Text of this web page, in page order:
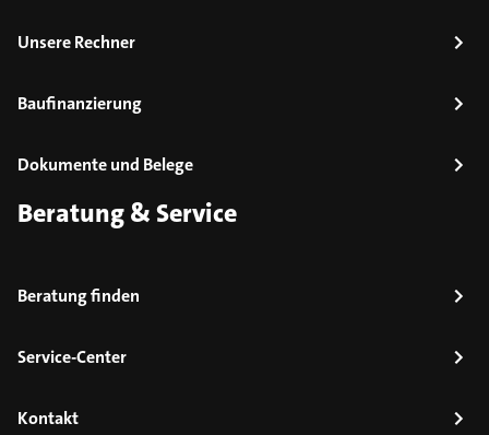
Unsere Rechner
Baufinanzierung
Dokumente und Belege
Beratung & Service
Beratung finden
Service-Center
Kontakt